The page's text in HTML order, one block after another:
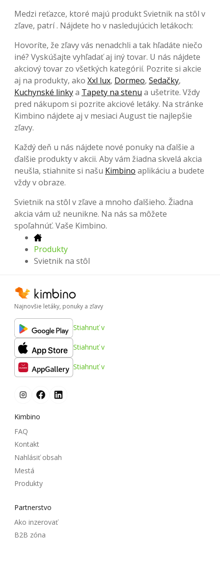
Medzi reťazce, ktoré majú produkt Svietnik na stôl v
zľave, patrí . Nájdete ho v nasledujúcich letákoch:
Hovoríte, že zľavy vás nenadchli a tak hľadáte niečo
iné? Vyskúšajte vyhľadať aj iný tovar. U nás nájdete
akciový tovar zo všetkých kategórií. Pozrite si akcie
aj na produkty, ako Xxl lux, Dormeo, Sedačky,
Kuchynské linkya Tapety na stenu a ušetrite. Vždy
pred nákupom si pozrite akciové letáky. Na stránke
Kimbino nájdete aj v mesiaci August tie najlepšie
zľavy.
Každý deň u nás nájdete nové ponuky na ďalšie a
ďalšie produkty v akcii. Aby vám žiadna skvelá akcia
neušla, stiahnite si našu Kimbino aplikáciu a budete
vždy v obraze.
Svietnik na stôl v zľave a mnoho ďalšieho. Žiadna
akcia vám už neunikne. Na nás sa môžete
spoľahnúť. Vaše Kimbino.
Produkty
Svietnik na stôl
Najnovšie letáky, ponuky a zľavy
Stiahnuť v
Stiahnuť v
Stiahnuť v
Kimbino
FAQ
Kontakt
Nahlásiť obsah
Mestá
Produkty
Partnerstvo
Ako inzerovať
B2B zóna